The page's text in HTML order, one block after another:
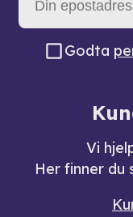
Godta
Vi
Her finner du